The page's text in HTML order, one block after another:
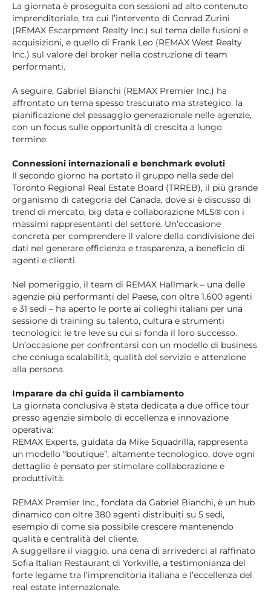
La giornata è proseguita con sessioni ad alto contenuto
imprenditoriale, tra cui l’intervento di Conrad Zurini
(REMAX Escarpment Realty Inc.) sul tema delle fusioni e
acquisizioni, e quello di Frank Leo (REMAX West Realty
Inc.) sul valore del broker nella costruzione di team
performanti.
A seguire, Gabriel Bianchi (REMAX Premier Inc.) ha
affrontato un tema spesso trascurato ma strategico: la
pianificazione del passaggio generazionale nelle agenzie,
con un focus sulle opportunità di crescita a lungo
termine.
Connessioni internazionali e benchmark evoluti
Il secondo giorno ha portato il gruppo nella sede del
Toronto Regional Real Estate Board (TRREB), il più grande
organismo di categoria del Canada, dove si è discusso di
trend di mercato, big data e collaborazione MLS® con i
massimi rappresentanti del settore. Un’occasione
concreta per comprendere il valore della condivisione dei
dati nel generare efficienza e trasparenza, a beneficio di
agenti e clienti.
Nel pomeriggio, il team di REMAX Hallmark – una delle
agenzie più performanti del Paese, con oltre 1.600 agenti
e 31 sedi – ha aperto le porte ai colleghi italiani per una
sessione di training su talento, cultura e strumenti
tecnologici: le tre leve su cui si fonda il loro successo.
Un’occasione per confrontarsi con un modello di business
che coniuga scalabilità, qualità del servizio e attenzione
alla persona.
Imparare da chi guida il cambiamento
La giornata conclusiva è stata dedicata a due office tour
presso agenzie simbolo di eccellenza e innovazione
operativa:
REMAX Experts, guidata da Mike Squadrilla, rappresenta
un modello “boutique”, altamente tecnologico, dove ogni
dettaglio è pensato per stimolare collaborazione e
produttività.
REMAX Premier Inc., fondata da Gabriel Bianchi, è un hub
dinamico con oltre 380 agenti distribuiti su 5 sedi,
esempio di come sia possibile crescere mantenendo
qualità e centralità del cliente.
A suggellare il viaggio, una cena di arrivederci al raffinato
Sofia Italian Restaurant di Yorkville, a testimonianza del
forte legame tra l’imprenditoria italiana e l’eccellenza del
real estate internazionale.